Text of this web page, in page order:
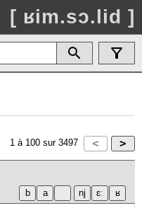
[ ʁim.sɔ.lid ]
1 à 100 sur 3497